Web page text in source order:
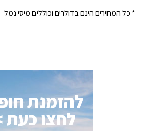
* כל המחירים הינם בדולרים וכוללים מיסי נמל
להזמנת
לחצו כעת